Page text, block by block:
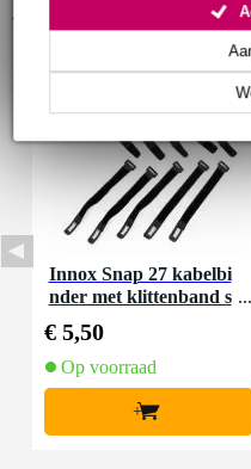
Innox Snap 27 kabelbi
nder met klittenband s
€ 5,50
Op voorraad
+